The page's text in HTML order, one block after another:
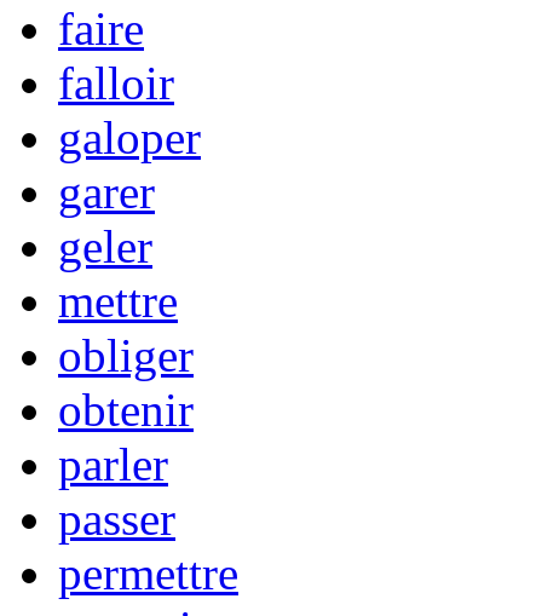
faire
falloir
galoper
garer
geler
mettre
obliger
obtenir
parler
passer
permettre